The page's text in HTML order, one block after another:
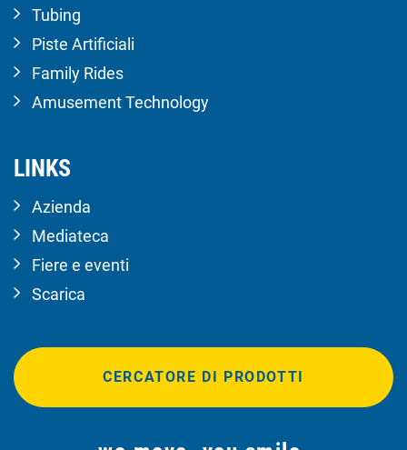
Tubing
Piste Artificiali
Family Rides
Amusement Technology
LINKS
Azienda
Mediateca
Fiere e eventi
Scarica
CERCATORE DI PRODOTTI